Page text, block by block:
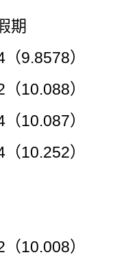
期
9.8578）
10.088）
10.087）
10.252）
10.008）